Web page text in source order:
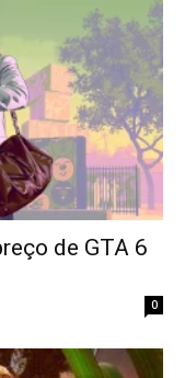
de GTA 6
0